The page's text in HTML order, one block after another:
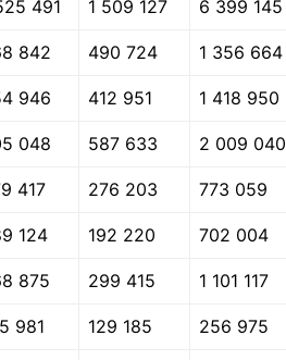
491 1 509 127 6 399 145
842 490 724 1 356 664
946 412 951 1 418 950
048 587 633 2 009 040
417 276 203 773 059
124 192 220 702 004
875 299 415 1 101 117
981 129 185 256 975